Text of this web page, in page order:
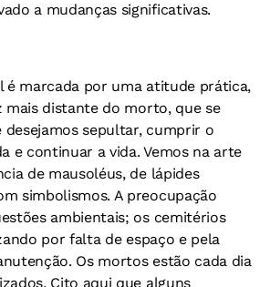
a mudanças significativas.
é marcada por uma atitude prática,
mais distante do morto, que se
sepultar, cumprir o
e continuar a vida. Vemos na arte
de mausoléus, de lápides
simbolismos. A preocupação
ambientais; os cemitérios
por falta de espaço e pela
Os mortos estão cada dia
Cito aqui que alguns